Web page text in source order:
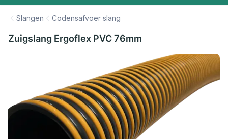
Slangen Codensafvoer slang
Zuigslang Ergoflex PVC 76mm